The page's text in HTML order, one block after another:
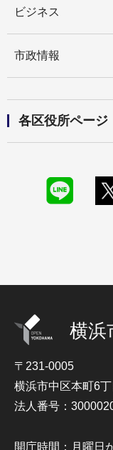
ビジネス
市政情報
各区役所ページ
横浜
〒231-0005
横浜市中区本町6
法人番号：
開庁時間：月曜日